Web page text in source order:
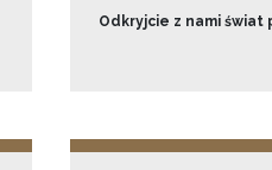
Odkryjcie z nami świat